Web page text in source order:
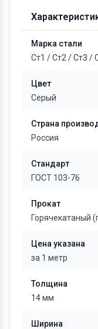
Марка стали
Ст1 /Ст2 /Ст3 /
Цвет
Серый
Страна
Россия
Стандарт
ГОСТ 103-76
Прокат
Горячекатаный
Цена указана
за 1 метр
Толщина
14 мм
Ширина